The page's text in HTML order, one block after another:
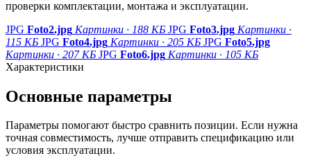
проверки комплектации, монтажа и эксплуатации.
JPG Foto2.jpg Картинки · 188 КБ JPG Foto3.jpg Картинки ·
115 КБ JPG Foto4.jpg Картинки · 205 КБ JPG Foto5.jpg
Картинки · 207 КБ JPG Foto6.jpg Картинки · 105 КБ
Характеристики
Основные параметры
Параметры помогают быстро сравнить позиции. Если нужна
точная совместимость, лучше отправить спецификацию или
условия эксплуатации.